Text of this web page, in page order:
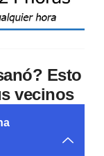
Esto
vecinos